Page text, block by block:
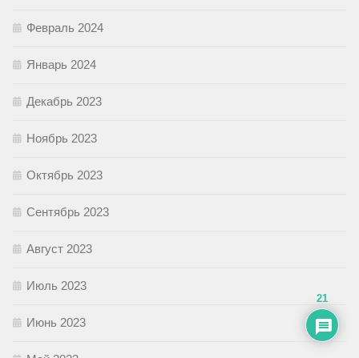
Февраль 2024
Январь 2024
Декабрь 2023
Ноябрь 2023
Октябрь 2023
Сентябрь 2023
Август 2023
Июль 2023
Июнь 2023
21